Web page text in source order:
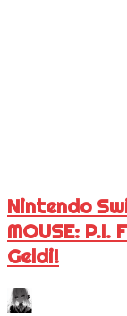
Nintendo
MOUSE: P.I.
Geldi!